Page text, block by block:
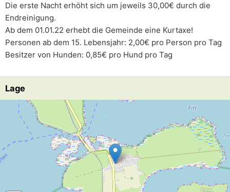
Die erste Nacht erhöht sich um jeweils 30,00€ durch die
Endreinigung.
Ab dem 01.01.22 erhebt die Gemeinde eine Kurtaxe!
Personen ab dem 15. Lebensjahr: 2,00€ pro Person pro Tag
Besitzer von Hunden: 0,85€ pro Hund pro Tag
Lage
Lade Lageplan